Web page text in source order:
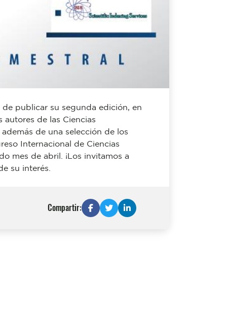
publicar su segunda edición, en
de las Ciencias
de una selección de los
Internacional de Ciencias
mes de abril. ¡Los invitamos a
su interés.
Compartir: